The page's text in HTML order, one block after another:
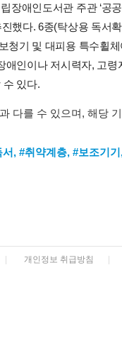
장애인도서관 주관 ‘공
했다. 6종(탁상용 독서
청기 및 대피용 특수휠
애인이나 저시력자, 고
수 있다.
다를 수 있으며, 해당
서, #취약계층, #보조기기
| 개인정보 취급방침 |